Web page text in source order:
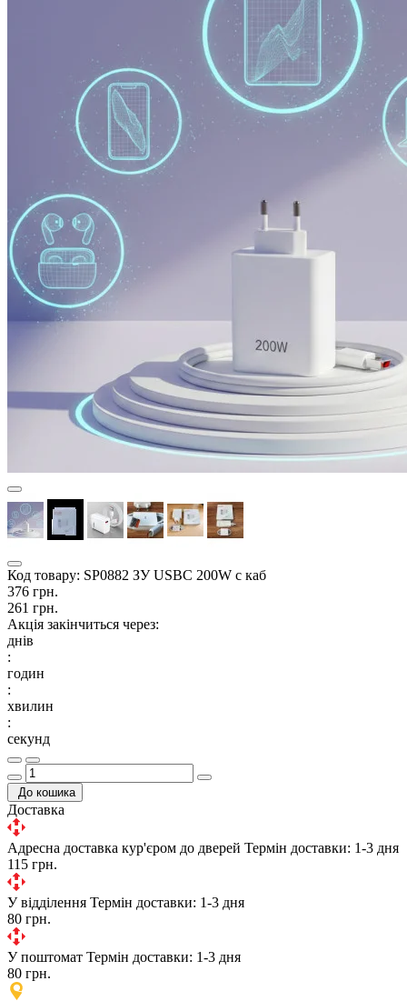
Код товару: SP0882 ЗУ USBC 200W с каб
376 грн.
261 грн.
Акція закінчиться через:
днів
:
годин
:
хвилин
:
секунд
До кошика
Доставка
Адресна доставка кур'єром до дверей Термін доставки: 1-3 дня
115 грн.
У відділення Термін доставки: 1-3 дня
80 грн.
У поштомат Термін доставки: 1-3 дня
80 грн.